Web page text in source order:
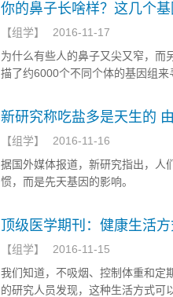
你的鼻子长啥样？这几个基
【组学】
2016-11-17
为什么有些人的鼻子又尖又窄，而
描了约6000个不同个体的基因组来
新研究称吃盐多是天生的
【组学】
2016-11-16
据国外媒体报道，新研究指出，人
惯，而是先天基因的影响。
顶级医学期刊：健康生活方
【组学】
2016-11-15
我们知道，不吸烟、控制体重和定
的研究人员发现，这种生活方式可